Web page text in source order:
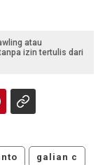
atau
izin tertulis dari
galian c